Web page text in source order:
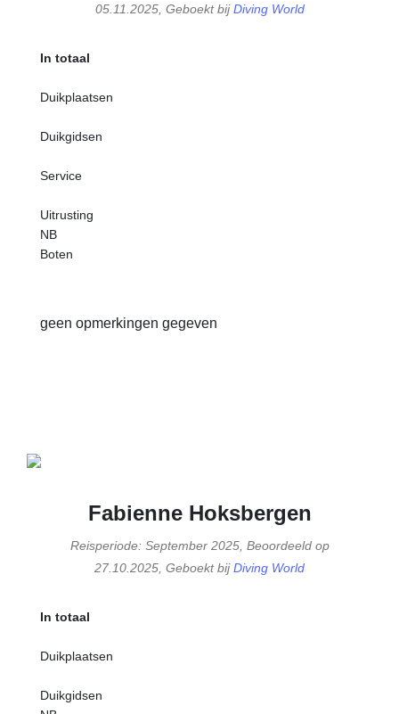
05.11.2025, Geboekt bijDiving World
In totaal
Duikplaatsen
Duikgidsen
Service
Uitrusting
NB
Boten
geen opmerkingen gegeven
Fabienne Hoksbergen
Reisperiode: September 2025, Beoordeeld op
27.10.2025, Geboekt bijDiving World
In totaal
Duikplaatsen
Duikgidsen